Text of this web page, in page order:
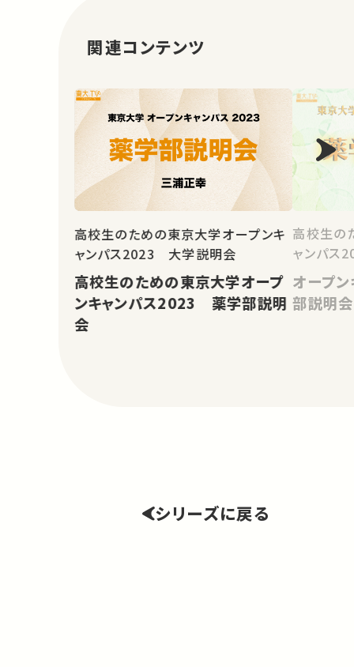
関連コンテンツ
高校生のための東京大学オープンキ
ャンパス2023 大学説明会
高校生のための東京大学オープ
ンキャンパス2023 薬学部説明
会
高校生の
ャンパス
オープ
部説明会
シリーズに戻る